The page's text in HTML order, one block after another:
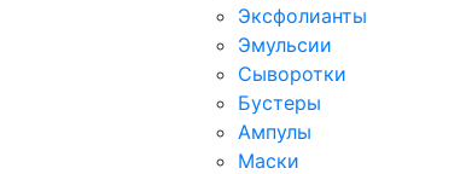
Эксфолианты
Эмульсии
Сыворотки
Бустеры
Ампулы
Маски